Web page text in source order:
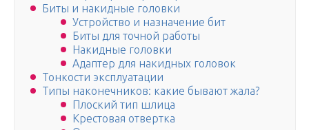
Биты и накидные головки
Устройство и назначение бит
Биты для точной работы
Накидные головки
Адаптер для накидных головок
Тонкости эксплуатации
Типы наконечников: какие бывают жала?
Плоский тип шлица
Крестовая отвертка